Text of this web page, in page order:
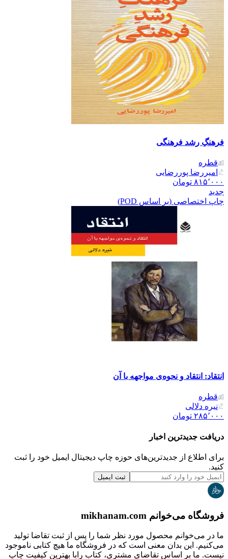
فرهنگِ رشد فرهنگی
قطره
امیررضا پوررضایی
۸۱۵٬۰۰۰ تومان
جدید
چاپ اختصاصی (بر اساس POD)
انتقاد: انتقاد و نحو‌ه‌ی مواجهه با آن
قطره
نیره دلالی
۲۸۵٬۰۰۰ تومان
دریافت جدیدترین‌ اخبار
برای اطلاع از جدیدترین‌های حوزه چاپ دیجیتال ایمیل خود را ثبت
کنید.
ثبت ایمیل
فروشگاه می‌خوانم mikhanam.com
ما در می‌خوانم محصول مورد نظر شما را پس از ثبت تقاضا تولید
می‌کنیم. این بدان معنی است که در فروشگاه ما هیچ کتابی ناموجود
نیست. ما بر اساس تقاضای مشتری، کتاب رابا بهترین کیفیت چاپ